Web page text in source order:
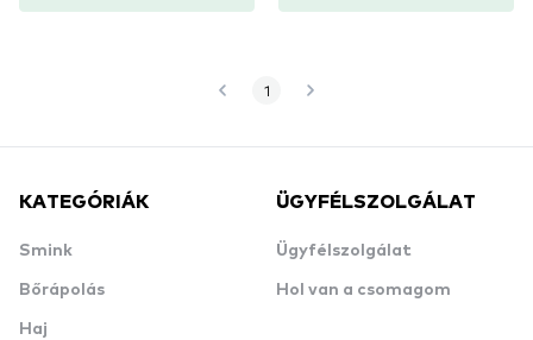
1
KATEGÓRIÁK
Smink
Bőrápolás
Haj
ÜGYFÉLSZOLGÁLAT
Ügyfélszolgálat
Hol van a csomagom